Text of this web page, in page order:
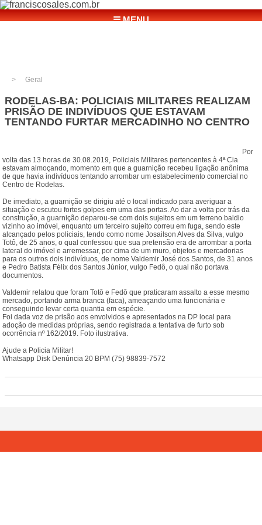
☰ MENU
Geral
RODELAS-BA: POLICIAIS MILITARES REALIZAM
PRISÃO DE INDIVÍDUOS QUE ESTAVAM
TENTANDO FURTAR MERCADINHO NO CENTRO
Por
volta das 13 horas de 30.08.2019, Policiais Militares pertencentes à 4ª Cia
estavam almoçando, momento em que a guarnição recebeu ligação anônima
de que havia indivíduos tentando arrombar um estabelecimento comercial no
Centro de Rodelas.
De imediato, a guarnição se dirigiu até o local indicado para averiguar a
situação e escutou fortes golpes em uma das portas. Ao dar a volta por trás da
construção, a guarnição deparou-se com dois sujeitos em um terreno baldio
vizinho ao imóvel, enquanto um terceiro sujeito correu em fuga, sendo este
alcançado pelos policiais, tendo como nome Josailson Alves da Silva, vulgo
Totô, de 25 anos, o qual confessou que sua pretensão era de arrombar a porta
lateral do imóvel e arremessar, por cima de um muro, objetos e mercadorias
para os outros dois indivíduos, de nome Valdemir José dos Santos, de 31 anos
e Pedro Batista Félix dos Santos Júnior, vulgo Fedô, o qual não portava
documentos.
Valdemir relatou que foram Totô e Fedô que praticaram assalto a esse mesmo
mercado, portando arma branca (faca), ameaçando uma funcionária e
conseguindo levar certa quantia em espécie.
Foi dada voz de prisão aos envolvidos e apresentados na DP local para
adoção de medidas próprias, sendo registrada a tentativa de furto sob
ocorrência nº 162/2019. Foto ilustrativa.
Ajude a Policia Militar!
Whatsapp Disk Denúncia 20 BPM (75) 98839-7572